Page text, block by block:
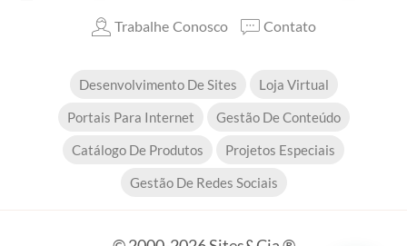
Trabalhe Conosco Contato
Desenvolvimento De Sites
Loja Virtual
Portais Para Internet
Gestão De Conteúdo
Catálogo De Produtos
Projetos Especiais
Gestão De Redes Sociais